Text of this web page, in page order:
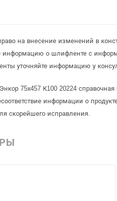
на внесение изменений в
информацию о шлифленте с
уточняйте информацию у
75х457 К100 20224
информации о
скорейшего исправления.